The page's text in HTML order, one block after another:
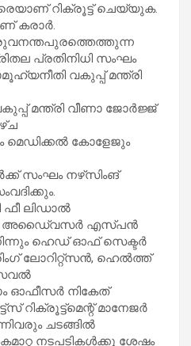
റിക്രൂട്ട് ചെയ്യുക.
കരാർ.
പ്രതിനിധി സംഘം
വകുപ്പ് മന്ത്രി
മന്ത്രി വീണാ ജോർജ്ജ്
മെഡിക്കൽ കോളേജും
സംഘം നഴ്‌സിംങ്
ഫീ ലിഡാൽ
അഡൈ്വസർ എസ്പൻ
ഹെഡ് ഓഫ് സെക്ടർ
ലോറിറ്റ്‌സൻ, ഹെൽത്ത്
ഓഫീസർ നികേത്
റിക്രൂട്ട്‌മെന്റ് മാനേജർ
ചടങ്ങിൽ
നടപടികൾക്കു ശേഷം